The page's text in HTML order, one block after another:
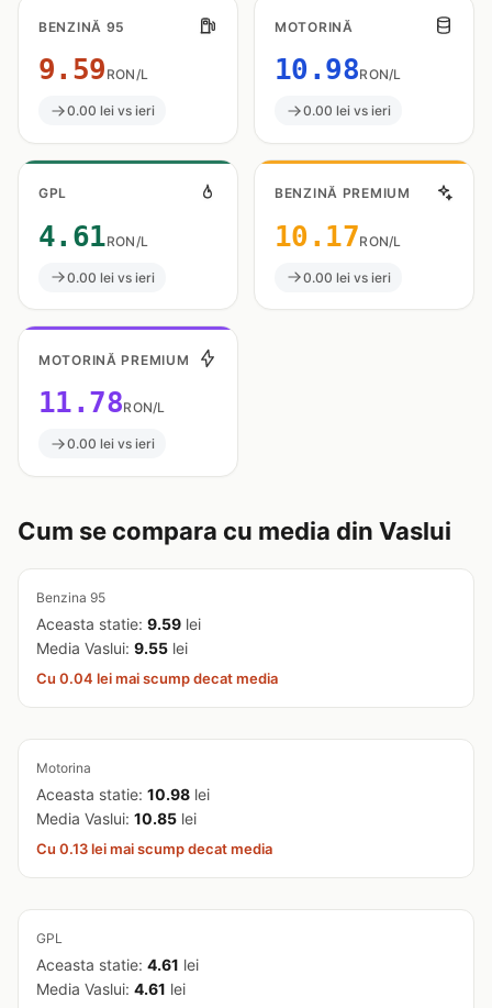
BENZINĂ 95
9.59 RON/L
0.00 lei vs ieri
MOTORINĂ
10.98RON/L
0.00 lei vs ieri
GPL
4.61RON/L
0.00 lei vs ieri
BENZINĂ PREMIUM
10.17RON/L
0.00 lei vs ieri
MOTORINĂ PREMIUM
11.78RON/L
0.00 lei vs ieri
Cum se compara cu media din Vaslui
Benzina 95
Aceasta statie: 9.59 lei
Media Vaslui: 9.55 lei
Cu 0.04 lei mai scump decat media
Motorina
Aceasta statie: 10.98 lei
Media Vaslui: 10.85 lei
Cu 0.13 lei mai scump decat media
GPL
Aceasta statie: 4.61 lei
Media Vaslui: 4.61 lei